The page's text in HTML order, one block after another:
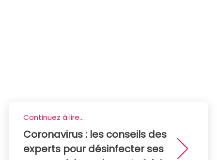
Continuez à lire...
Coronavirus : les conseils des
experts pour désinfecter ses